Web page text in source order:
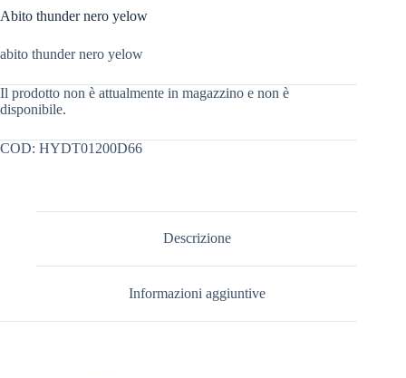
Abito thunder nero yelow
abito thunder nero yelow
Il prodotto non è attualmente in magazzino e non è
disponibile.
COD: HYDT01200D66
Descrizione
Informazioni aggiuntive